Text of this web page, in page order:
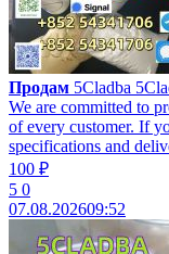
Продам 5Cladba
We are committed to
of every customer. If
specifications and
100 ₽
5 0
07.08.202609:52